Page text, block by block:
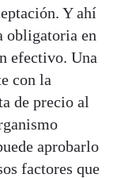
Y ahí
obligatoria en
efectivo. Una
con la
de precio al
aprobarlo
factores que